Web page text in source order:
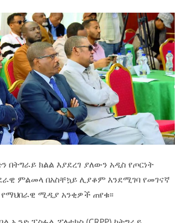
በትግራይ ክልል እያደረገ ያለውን አዲስ የጦርነት
ምልመላ በአስቸኳይ ሊያቆም እንደሚገባ የመገናኛ
ሚዲያ አንቂዎች ጠየቁ፡፡